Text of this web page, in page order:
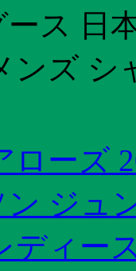
ス 日
ンズ シ
ローズ
ジュ
ディー